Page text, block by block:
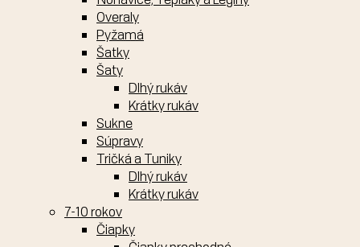
Overaly
Pyžamá
Šatky
Šaty
Dlhý rukáv
Krátky rukáv
Sukne
Súpravy
Tričká a Tuniky
Dlhý rukáv
Krátky rukáv
7-10 rokov
Čiapky